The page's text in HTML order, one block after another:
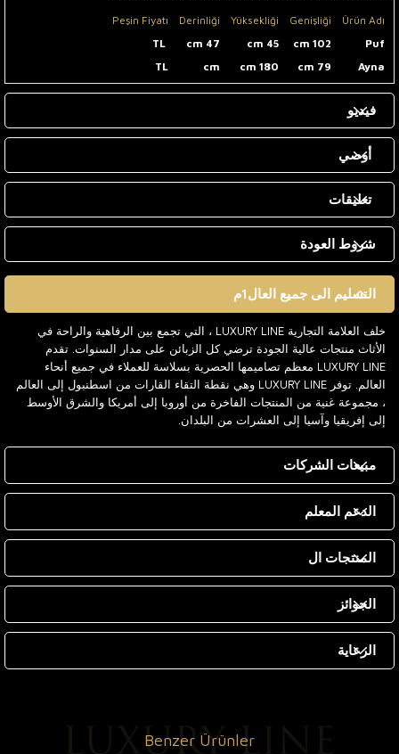
Ürün Adı
Genişliği
Yüksekliği
Derinliği
Peşin Fiyatı
Puf
102 cm
45 cm
47 cm
Ayna
79 cm
180 cm
cm
TL
فيديو
أوصي
تعليقات
شروط العودة
التسليم الى جميع العال1م
خلف العلامة التجارية LUXURY LINE ، التي تجمع بين الرفاهية والراحة في
الأثاث منتجات عالية الجودة ترضي كل الزبائن على مدار السنوات. تقدم
LUXURY LINE معظم تصاميمها الحصرية بسلاسة للعملاء في جميع أنحاء
العالم. توفر LUXURY LINE وهي نقطة التقاء القارات من اسطنبول إلى العالم
، مجموعة غنية من المنتجات الفاخرة من أوروبا إلى أمريكا والشرق الأوسط
إلى إفريقيا وآسيا إلى العشرات من البلدان.
مبيعات الشركات
الدعم المعلم
المنتجات ال
الجوائز
الرعاية
Benzer Ürünler